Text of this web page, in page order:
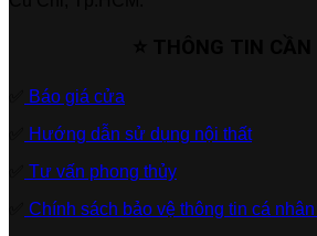
Báo giá cửa
Hướng dẫn sử dụng nội thất
Tư vấn phong thủy
Chính sách bảo vệ thông tin cá